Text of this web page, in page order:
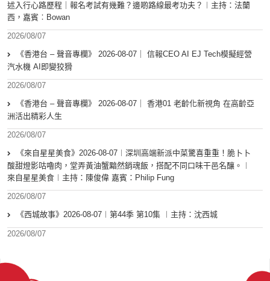
述入行心路歷程｜報名考試有幾難？邊啲路線最考功夫？︱主持：法蘭
西，嘉賓︰Bowan
2026/08/07
《香港台 – 聲音專欄》 2026-08-07｜ 信報CEO AI EJ Tech模擬經營
汽水機 AI即變狡猾
2026/08/07
《香港台 – 聲音專欄》 2026-08-07｜ 香港01 老齡化新視角 在高齡亞
洲活出精彩人生
2026/08/07
《來自星星美食》2026-08-07︱深圳高端新派中菜驚喜重重！脆卜卜
酸甜燈影咕嚕肉，堂弄黃油蟹黯然銷魂飯，搭配不同口味干邑名釀。︱
來自星星美食︱主持：陳俊偉 嘉賓：Philip Fung
2026/08/07
《西城故事》2026-08-07︱第44季 第10集 ︱主持：沈西城
2026/08/07